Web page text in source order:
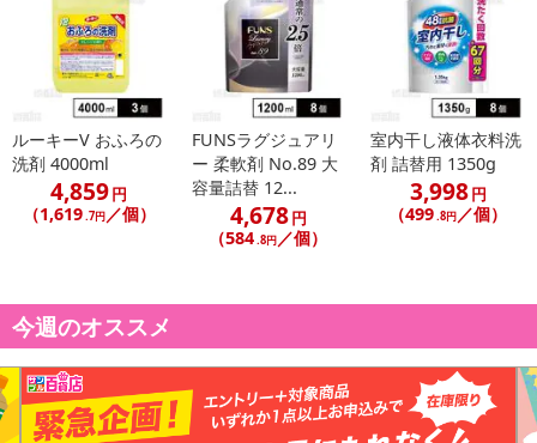
ルーキーV おふろの
洗剤 4000ml
4,859円
（1,619.7円／個）
FUNSラグジュアリ
ー 柔軟剤 No.89 大
容量詰替 12...
4,678円
（584.8円／個）
室内干し液体衣料洗
剤 詰替用 1350g
3,998円
（499.8円／個）
今週のオススメ